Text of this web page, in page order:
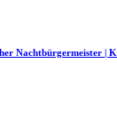
Nachtbürgermeister |